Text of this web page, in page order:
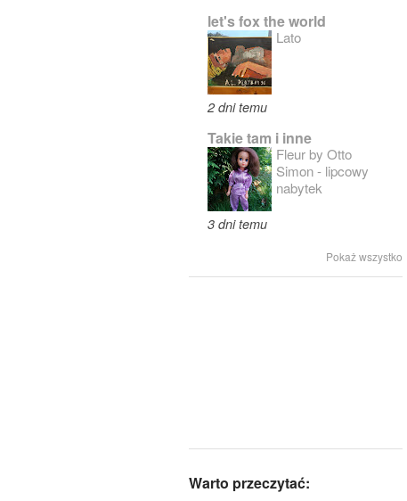
let's fox the world
Lato
2 dni temu
Takie tam i inne
Fleur by Otto
Simon - lipcowy
nabytek
3 dni temu
Pokaż wszystko
Warto przeczytać: